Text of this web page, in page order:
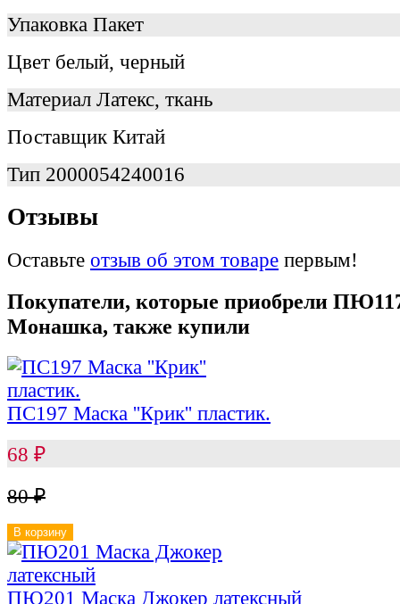
Упаковка Пакет
Цвет белый, черный
Материал Латекс, ткань
Поставщик Китай
Тип 2000054240016
Отзывы
Оставьте отзыв об этом товаре первым!
Покупатели, которые приобрели
Монашка, также купили
ПС197 Маска ''Крик'' пластик.
68 ₽
80₽
В корзину
ПЮ201 Маска Джокер латексный